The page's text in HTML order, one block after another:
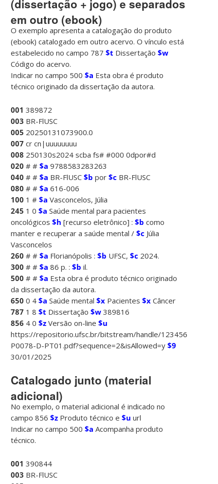
(dissertação + jogo) e separados
em outro (ebook)
O exemplo apresenta a catalogação do produto
(ebook) catalogado em outro acervo. O vínculo está
estabelecido no campo 787$t Dissertação$w
Código do acervo.
Indicar no campo 500$a Esta obra é produto
técnico originado da dissertação da autora.
001 389872
003 BR-FlUSC
005 20250131073900.0
007 cr cn|uuuuuuuu
008 250130s2024 scba fs# #000 0dpor#d
020 # #$a 9788583283263
040 # #$a BR-FlUSC$b por$c BR-FlUSC
080 # #$a 616-006
100 1 #$a Vasconcelos, Júlia
245 1 0$a Saúde mental para pacientes
oncológicos$h [recurso eletrônico] :$b como
manter e recuperar a saúde mental /$c Júlia
Vasconcelos
260 # #$a Florianópolis :$b UFSC,$c 2024.
300 # #$a 86 p. :$b il.
500 # #$a Esta obra é produto técnico originado
da dissertação da autora.
650 0 4$a Saúde mental$x Pacientes$x Câncer
787 1 8$t Dissertação$w 389816
856 4 0$z Versão on-line$u
https://repositorio.ufsc.br/bitstream/handle/123456789/
P0078-D-PT01.pdf?sequence=2&isAllowed=y$9
30/01/2025
Catalogado junto (material
adicional)
No exemplo, o material adicional é indicado no
campo 856$z Produto técnico e$u url
Indicar no campo 500$a Acompanha produto
técnico.
001 390844
003 BR-FlUSC